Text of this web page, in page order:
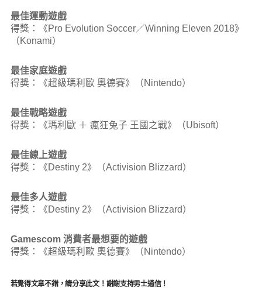
最佳運動遊戲
得獎：《Pro Evolution Soccer／Winning Eleven 2018》
（Konami）
最佳家庭遊戲
得獎：《超級瑪利歐 奧德賽》（Nintendo）
最佳戰略遊戲
得獎：《瑪利歐 ＋ 瘋狂兔子 王國之戰》（Ubisoft）
最佳線上遊戲
得獎：《Destiny 2》（Activision Blizzard）
最佳多人遊戲
得獎：《Destiny 2》（Activision Blizzard）
Gamescom 消費者最想要的遊戲
得獎：《超級瑪利歐 奧德賽》（Nintendo）
若覺得文章不錯，請分享此文！謝謝支持男士通信！